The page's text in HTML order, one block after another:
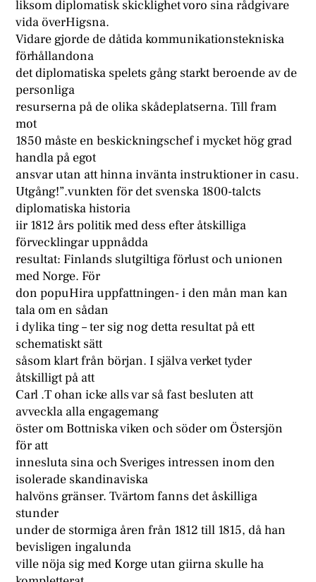
liksom diplomatisk skicklighet voro sina rådgivare
vida överHigsna.
Vidare gjorde de dåtida kommunikationstekniska
förhållandona
det diplomatiska spelets gång starkt beroende av de
personliga
resurserna på de olika skådeplatserna. Till fram
mot
1850 måste en beskickningschef i mycket hög grad
handla på egot
ansvar utan att hinna invänta instruktioner in casu.
Utgång!”.vunkten för det svenska 1800-talcts
diplomatiska historia
iir 1812 års politik med dess efter åtskilliga
förvecklingar uppnådda
resultat: Finlands slutgiltiga förlust och unionen
med Norge. För
don popuHira uppfattningen- i den mån man kan
tala om en sådan
i dylika ting – ter sig nog detta resultat på ett
schematiskt sätt
såsom klart från början. I själva verket tyder
åtskilligt på att
Carl .T ohan icke alls var så fast besluten att
avveckla alla engagemang
öster om Bottniska viken och söder om Östersjön
för att
innesluta sina och Sveriges intressen inom den
isolerade skandinaviska
halvöns gränser. Tvärtom fanns det åskilliga
stunder
under de stormiga åren från 1812 till 1815, då han
bevisligen ingalunda
ville nöja sig med Korge utan giirna skulle ha